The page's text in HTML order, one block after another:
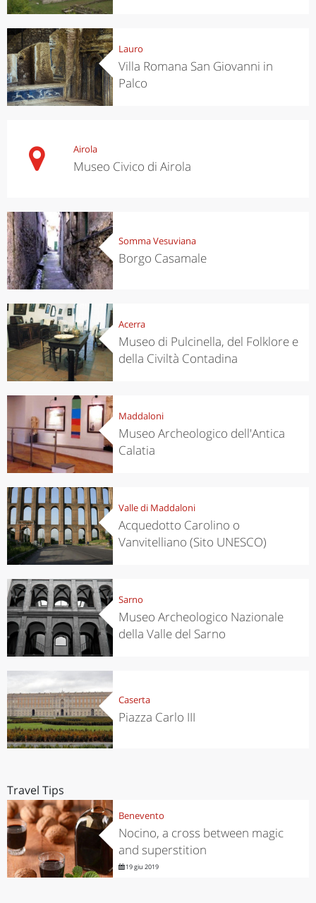
Lauro
Villa Romana San Giovanni in
Palco
Airola
Museo Civico di Airola
Somma Vesuviana
Borgo Casamale
Acerra
Museo di Pulcinella, del Folklore e
della Civiltà Contadina
Maddaloni
Museo Archeologico dell'Antica
Calatia
Valle di Maddaloni
Acquedotto Carolino o
Vanvitelliano (Sito UNESCO)
Sarno
Museo Archeologico Nazionale
della Valle del Sarno
Caserta
Piazza Carlo III
Travel Tips
Benevento
Nocino, a cross between magic
and superstition
19 giu 2019